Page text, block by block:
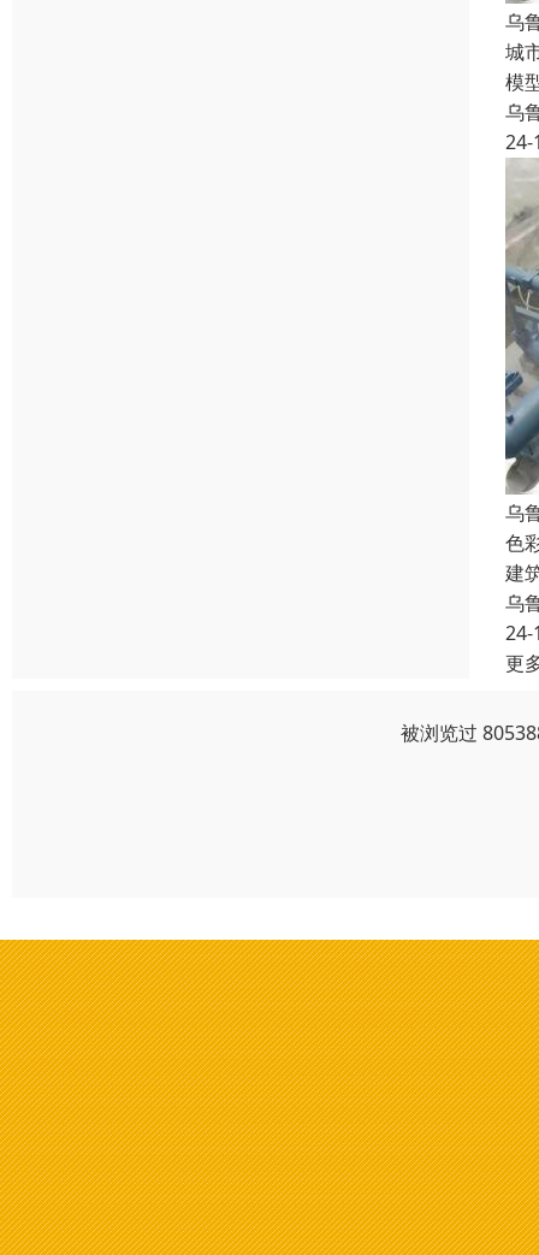
乌
城
模
乌
24-
乌
色
建
乌
24-
更
被浏览过